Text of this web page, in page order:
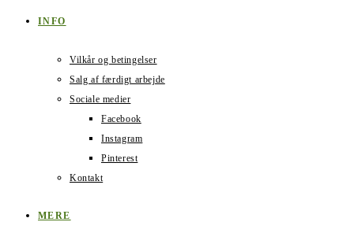
INFO
Vilkår og betingelser
Salg af færdigt arbejde
Sociale medier
Facebook
Instagram
Pinterest
Kontakt
MERE